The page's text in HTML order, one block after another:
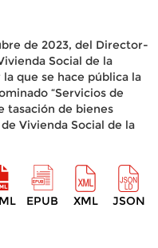
de 2023, del Director-
Social de la
que se hace pública la
“Servicios de
tasación de bienes
Vivienda Social de la
EPUB XML JSON